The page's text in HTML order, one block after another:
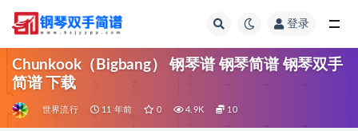
登录
Chunkook（Bigbang） 钢琴谱 钢琴简谱 钢琴双手
简谱 下载
世界流行 11 年前 0 4.9K 10